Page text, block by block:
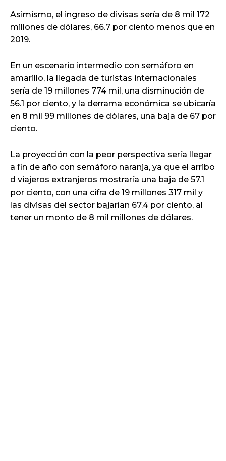
Asimismo, el ingreso de divisas sería de 8 mil 172
millones de dólares, 66.7 por ciento menos que en
2019.
En un escenario intermedio con semáforo en
amarillo, la llegada de turistas internacionales
sería de 19 millones 774 mil, una disminución de
56.1 por ciento, y la derrama económica se ubicaría
en 8 mil 99 millones de dólares, una baja de 67 por
ciento.
La proyección con la peor perspectiva sería llegar
a fin de año con semáforo naranja, ya que el arribo
d viajeros extranjeros mostraría una baja de 57.1
por ciento, con una cifra de 19 millones 317 mil y
las divisas del sector bajarían 67.4 por ciento, al
tener un monto de 8 mil millones de dólares.